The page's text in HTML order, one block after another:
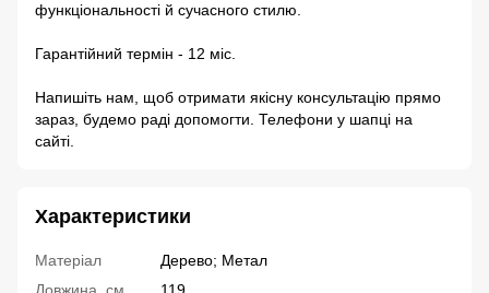
функціональності й сучасного стилю.
Гарантійний термін - 12 міс.
Напишіть нам, щоб отримати якісну консультацію прямо
зараз, будемо раді допомогти. Телефони у шапці на
сайті.
Характеристики
Матеріал
Дерево; Метал
Довжина, см
119